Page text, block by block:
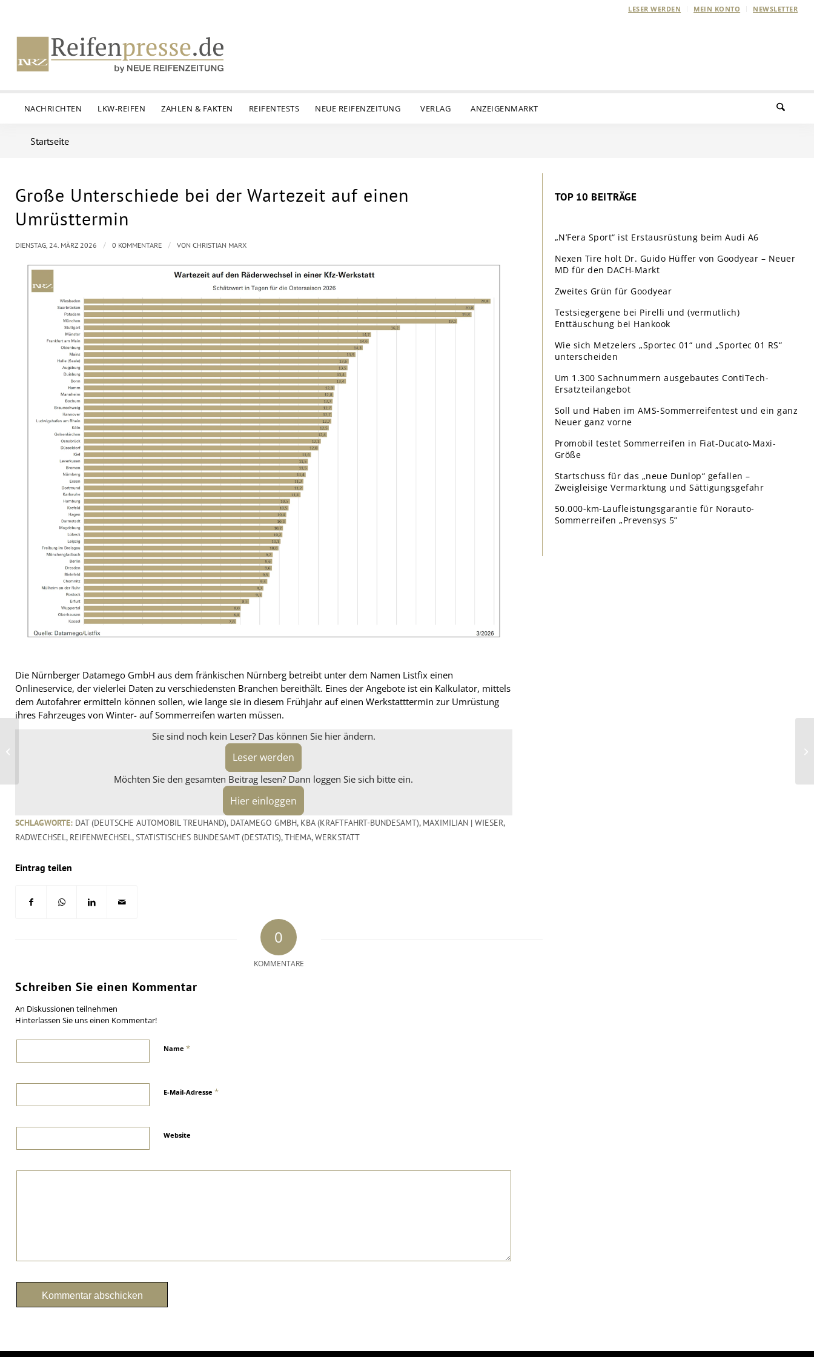
LESER WERDEN MEIN KONTO NEWSLETTER
NACHRICHTEN LKW-REIFEN ZAHLEN & FAKTEN REIFENTESTS NEUE REIFENZEITUNG VERLAG ANZEIGENMARKT
Startseite
Große Unterschiede bei der Wartezeit auf einen
Umrüsttermin
Die Nürnberger Datamego GmbH aus dem fränkischen Nürnberg betreibt unter dem Namen Listfix einen
Onlineservice, der vielerlei Daten zu verschiedensten Branchen bereithält. Eines der Angebote ist ein Kalkulator, mittels
dem Autofahrer ermitteln können sollen, wie lange sie in diesem Frühjahr auf einen Werkstatttermin zur Umrüstung
ihres Fahrzeuges von Winter- auf Sommerreifen warten müssen.
Sie sind noch kein Leser? Das können Sie hier ändern.
Leser werden
Möchten Sie den gesamten Beitrag lesen? Dann loggen Sie sich bitte ein.
Hier einloggen
DIENSTAG, 24. MÄRZ 2026 / 0 KOMMENTARE / VON CHRISTIAN MARX
SCHLAGWORTE: DAT (DEUTSCHE AUTOMOBIL TREUHAND), DATAMEGO GMBH, KBA (KRAFTFAHRT-BUNDESAMT), MAXIMILIAN | WIESER,
RADWECHSEL, REIFENWECHSEL,STATISTISCHES BUNDESAMT (DESTATIS),THEMA,WERKSTATT
Eintrag teilen
0
KOMMENTARE
Schreiben Sie einen Kommentar
An Diskussionen teilnehmen
Hinterlassen Sie uns einen Kommentar!
Name *
E-Mail-Adresse *
Website
TOP 10 BEITRÄGE
„N’Fera Sport“ ist Erstausrüstung beim Audi A6
Nexen Tire holt Dr. Guido Hüffer von Goodyear – Neuer
MD für den DACH-Markt
Zweites Grün für Goodyear
Testsiegergene bei Pirelli und (vermutlich)
Enttäuschung bei Hankook
Wie sich Metzelers „Sportec 01“ und „Sportec 01 RS“
unterscheiden
Um 1.300 Sachnummern ausgebautes ContiTech-
Ersatzteilangebot
Soll und Haben im AMS-Sommerreifentest und ein ganz
Neuer ganz vorne
Promobil testet Sommerreifen in Fiat-Ducato-Maxi-
Größe
Startschuss für das „neue Dunlop“ gefallen –
Zweigleisige Vermarktung und Sättigungsgefahr
50.000-km-Laufleistungsgarantie für Norauto-
Sommerreifen „Prevensys 5”